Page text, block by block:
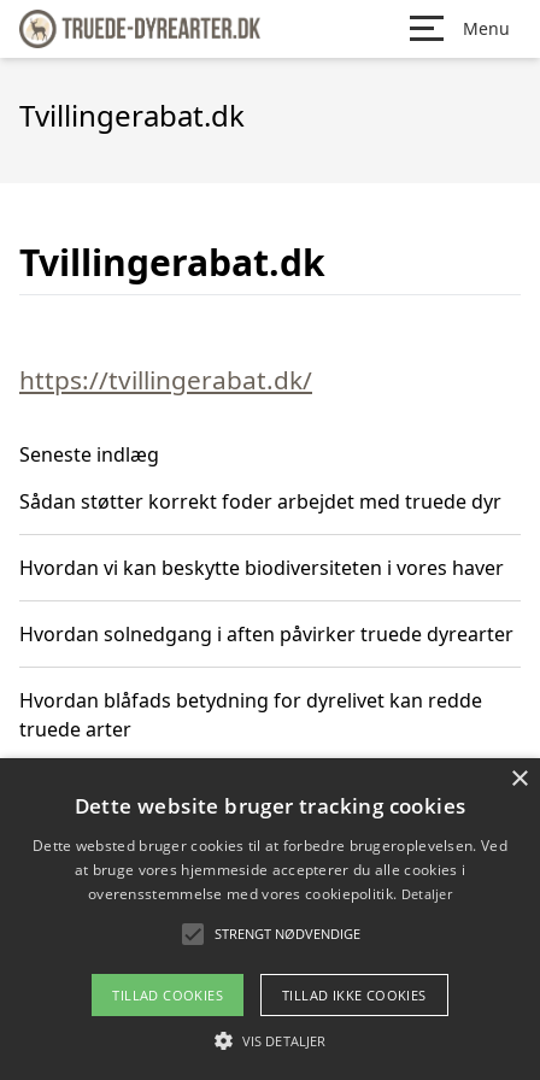
Menu
Tvillingerabat.dk
Tvillingerabat.dk
https://tvillingerabat.dk/
Seneste indlæg
Sådan støtter korrekt foder arbejdet med truede dyr
Hvordan vi kan beskytte biodiversiteten i vores haver
Hvordan solnedgang i aften påvirker truede dyrearter
Hvordan blåfads betydning for dyrelivet kan redde
truede arter
Hvordan kan gaver til unge voksne støtte bevarelsen
Copyright 2026 - Pilanto Aps
Om / kontakt
Blog Betingelser
×
Dette website bruger tracking cookies
Dette websted bruger cookies til at forbedre brugeroplevelsen. Ved
at bruge vores hjemmeside accepterer du alle cookies i
overensstemmelse med vores cookiepolitik. Detaljer
STRENGT NØDVENDIGE
TILLAD COOKIES TILLAD IKKE COOKIES
VIS DETALJER